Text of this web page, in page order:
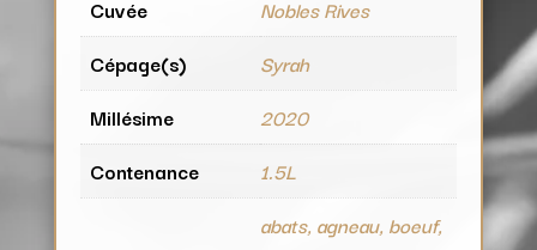
Cuvée
Nobles Rives
Cépage(s)
Syrah
Millésime
2020
Contenance
1.5L
abats, agneau, boeuf,